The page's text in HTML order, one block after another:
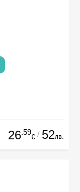
26.59
€ / 52лв.